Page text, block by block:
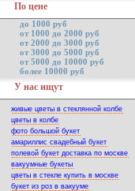
По цене
до 1000 руб
от 1000 до 2000 руб
от 2000 до 3000 руб
от 3000 до 5000 руб
от 5000 до 10000 руб
более 10000 руб
У нас ищут
живые цветы в стеклянной колбе
цветы в колбе
фото большой букет
амариллис свадебный букет
полевой букет доставка по москве
вакуумные букеты
цветы в стекле купить в москве
букет из роз в вакууме